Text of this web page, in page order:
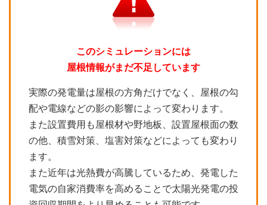
このシミュレーションには
屋根情報がまだ不足しています
実際の発電量は屋根の方角だけでなく、屋根の勾
配や電線などの影の影響によって変わります。
また設置費用も屋根材や野地板、設置屋根面の数
の他、積雪対策、塩害対策などによっても変わり
ます。
また近年は光熱費が高騰しているため、発電した
電気の自家消費率を高めることで太陽光発電の投